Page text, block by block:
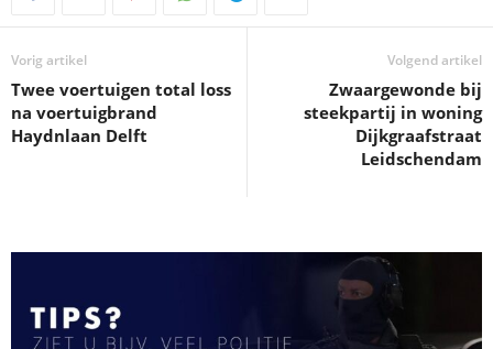
Vorig artikel
Twee voertuigen total loss
na voertuigbrand
Haydnlaan Delft
Volgend artikel
Zwaargewonde bij
steekpartij in woning
Dijkgraafstraat
Leidschendam